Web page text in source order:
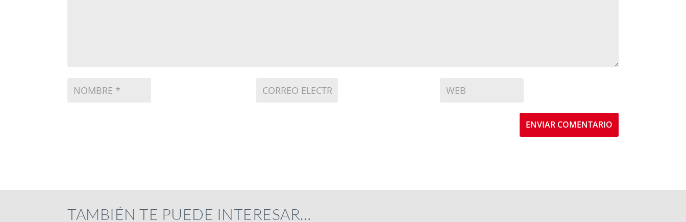
ENVIAR COMENTARIO
TAMBIÉN TE PUEDE INTERESAR…